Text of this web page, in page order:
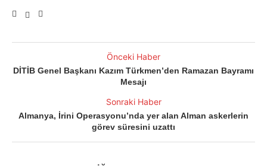
Önceki Haber
DİTİB Genel Başkanı Kazım Türkmen’den Ramazan Bayramı
Mesajı
Sonraki Haber
Almanya, İrini Operasyonu’nda yer alan Alman askerlerin
görev süresini uzattı